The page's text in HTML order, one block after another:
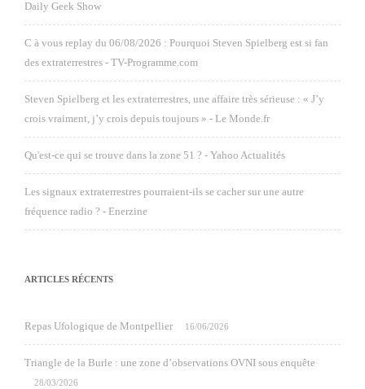
Daily Geek Show
C à vous replay du 06/08/2026 : Pourquoi Steven Spielberg est si fan
des extraterrestres - TV-Programme.com
Steven Spielberg et les extraterrestres, une affaire très sérieuse : « J’y
crois vraiment, j’y crois depuis toujours » - Le Monde.fr
Qu'est-ce qui se trouve dans la zone 51 ? - Yahoo Actualités
Les signaux extraterrestres pourraient-ils se cacher sur une autre
fréquence radio ? - Enerzine
ARTICLES RÉCENTS
Repas Ufologique de Montpellier 16/06/2026
Triangle de la Burle : une zone d’observations OVNI sous enquête
28/03/2026